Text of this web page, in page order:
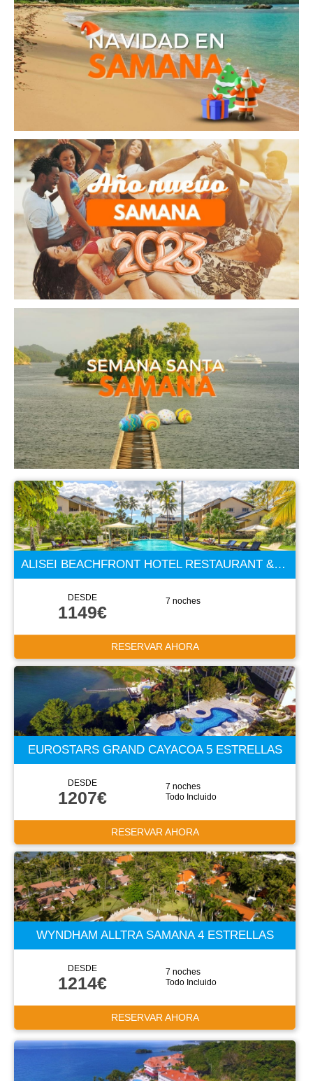
ALISEI BEACHFRONT HOTEL RESTAURANT & SPA 4 ESTRELLAS
DESDE
1149€
7 noches
RESERVAR AHORA
EUROSTARS GRAND CAYACOA 5 ESTRELLAS
DESDE
1207€
7 noches
Todo Incluido
RESERVAR AHORA
WYNDHAM ALLTRA SAMANA 4 ESTRELLAS
DESDE
1214€
7 noches
Todo Incluido
RESERVAR AHORA